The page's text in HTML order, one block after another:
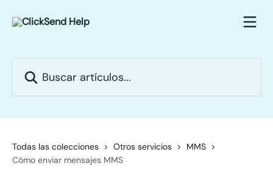
Todas las colecciones Otros servicios
MMS
Cómo enviar mensajes MMS